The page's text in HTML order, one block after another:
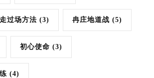
过场方法 (3) 冉庄地道战 (5)
初心使命 (3)
(4)